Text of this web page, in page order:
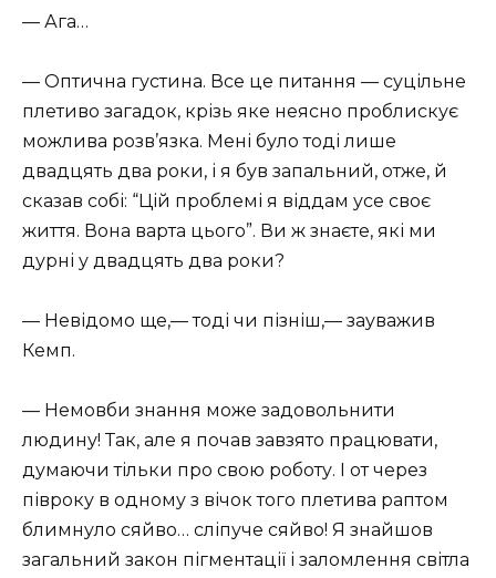
— Ага…
— Оптична густина. Все це питання — суцільне
плетиво загадок, крізь яке неясно проблискує
можлива розв’язка. Мені було тоді лише
двадцять два роки, і я був запальний, отже, й
сказав собі: “Цій проблемі я віддам усе своє
життя. Вона варта цього”. Ви ж знаєте, які ми
дурні у двадцять два роки?
— Невідомо ще,— тоді чи пізніш,— зауважив
Кемп.
— Немовби знання може задовольнити
людину! Так, але я почав завзято працювати,
думаючи тільки про свою роботу. І от через
півроку в одному з вічок того плетива раптом
блимнуло сяйво… сліпуче сяйво! Я знайшов
загальний закон пігментації і заломлення світла